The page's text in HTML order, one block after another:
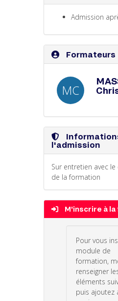
Admission
Formateurs
MC
l'admission
Sur entretien avec
de la formation
M'inscrire à
Pour vous
module de
formation,
renseigner
éléments
puis ajoutez